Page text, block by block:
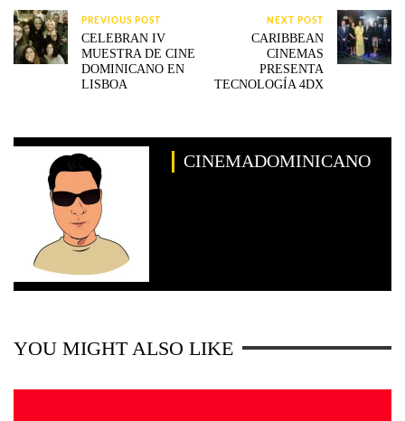
PREVIOUS POST
CELEBRAN IV
MUESTRA DE CINE
DOMINICANO EN
LISBOA
NEXT POST
CARIBBEAN
CINEMAS
PRESENTA
TECNOLOGÍA 4DX
CINEMADOMINICANO
YOU MIGHT ALSO LIKE